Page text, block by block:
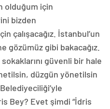
olduğum için
bizden
çalışacağız. İstanbul’un
gözümüz gibi bakacağız.
güvenli bir hale
düzgün yönetilsin
Bey? Evet şimdi “İdris